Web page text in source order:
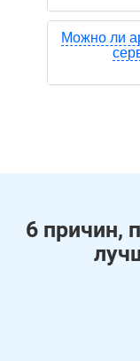
Можно ли
6 причин,